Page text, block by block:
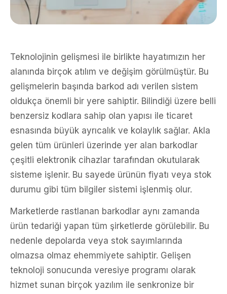
Teknolojinin gelişmesi ile birlikte hayatımızın her
alanında birçok atılım ve değişim görülmüştür. Bu
gelişmelerin başında barkod adı verilen sistem
oldukça önemli bir yere sahiptir. Bilindiği üzere belli
benzersiz kodlara sahip olan yapısı ile ticaret
esnasında büyük ayrıcalık ve kolaylık sağlar. Akla
gelen tüm ürünleri üzerinde yer alan barkodlar
çeşitli elektronik cihazlar tarafından okutularak
sisteme işlenir. Bu sayede ürünün fiyatı veya stok
durumu gibi tüm bilgiler sistemi işlenmiş olur.
Marketlerde rastlanan barkodlar aynı zamanda
ürün tedariği yapan tüm şirketlerde görülebilir. Bu
nedenle depolarda veya stok sayımlarında
olmazsa olmaz ehemmiyete sahiptir. Gelişen
teknoloji sonucunda veresiye programı olarak
hizmet sunan birçok yazılım ile senkronize bir